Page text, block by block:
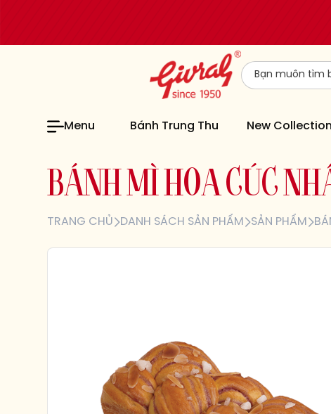
Menu Bánh Trung Thu New Collection
BÁ N H M H OA CÚC N H
TRANG CHỦ DANH SÁCH SẢN PHẨM SẢN PHẨM